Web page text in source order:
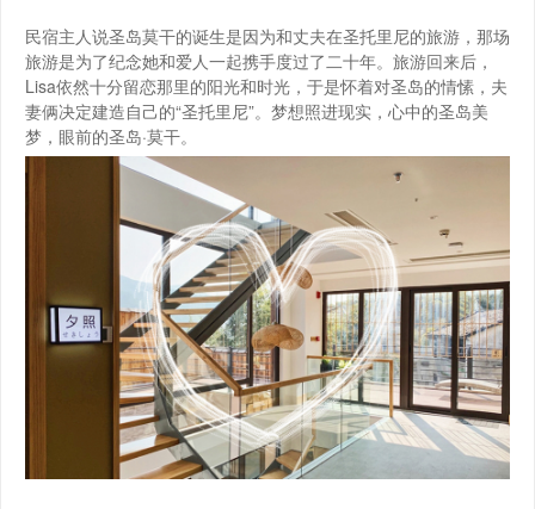
民宿主人说圣岛莫干的诞生是因为和丈夫在圣托里尼的旅游，那场
旅游是为了纪念她和爱人一起携手度过了二十年。旅游回来后，
Lisa依然十分留恋那里的阳光和时光，于是怀着对圣岛的情愫，夫
妻俩决定建造自己的“圣托里尼”。梦想照进现实，心中的圣岛美
梦，眼前的圣岛·莫干。